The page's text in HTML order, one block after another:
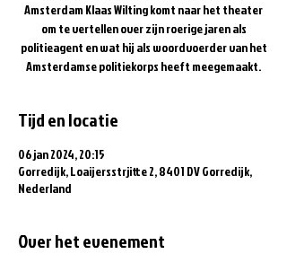
Amsterdam Klaas Wilting komt naar het theater
om te vertellen over zijn roerige jaren als
politieagent en wat hij als woordvoerder van het
Amsterdamse politiekorps heeft meegemaakt.
Tijd en locatie
06 jan 2024, 20:15
Gorredijk, Loaijersstrjitte 2, 8401 DV Gorredijk,
Nederland
Over het evenement